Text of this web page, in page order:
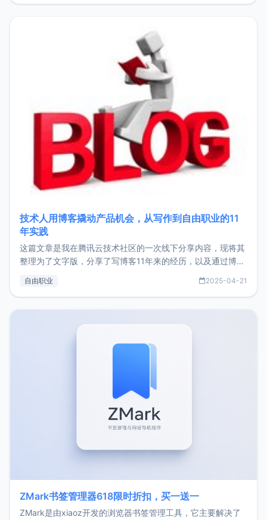
技术人用博客撬动产品机会，从写作到自由职业的11
年实践
这篇文章是我在腾讯云技术社区的一次线下分享内容，现将其
整理为了文字版，分享了写博客11年来的经历，以及通过博客
了我的首个产品ImgURL的真实数据和产品现状。自我介绍大
自由职业 2025-04-21
ZMark书签管理器618限时折扣，买一送一
ZMark是由xiaoz开发的浏览器书签管理工具，它主要解决了